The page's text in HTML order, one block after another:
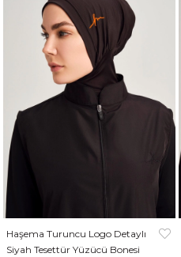
Haşema Turuncu Logo Detaylı
Siyah Tesettür Yüzücü Bonesi